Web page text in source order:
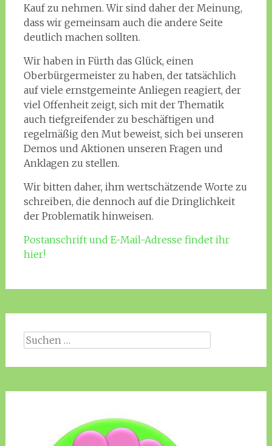
Kauf zu nehmen. Wir sind daher der Meinung,
dass wir gemeinsam auch die andere Seite
deutlich machen sollten.
Wir haben in Fürth das Glück, einen
Oberbürgermeister zu haben, der tatsächlich
auf viele ernstgemeinte Anliegen reagiert, der
viel Offenheit zeigt, sich mit der Thematik
auch tiefgreifender zu beschäftigen und
regelmäßig den Mut beweist, sich bei unseren
Demos und Aktionen unseren Fragen und
Anklagen zu stellen.
Wir bitten daher, ihm wertschätzende Worte zu
schreiben, die dennoch auf die Dringlichkeit
der Problematik hinweisen.
Postanschrift und E-Mail-Adresse findet ihr
hier!
Suche